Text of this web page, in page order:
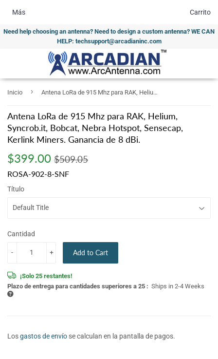
Need help choosing an antenna? Need to design a custom antenna? WE CAN
HELP: techsupport@arcadianinc.com
Más Carrito
Inicio › Antena LoRa de 915 Mhz para RAK, Helium, Syncrob.it, Bobcat, Nebra Hotspot, Sensecap, Kerlink Miners. Ganancia de 8 dBi.
Antena LoRa de 915 Mhz para RAK, Helium,
Syncrob.it, Bobcat, Nebra Hotspot, Sensecap,
Kerlink Miners. Ganancia de 8 dBi.
$399.00 $509.05
ROSA-902-8-SNF
Título
Cantidad
+
- Add to Cart
¡Solo 25 restantes!
Plazo de entrega para cantidades superiores a 25 : Ships in 2-4 Weeks
Losgastos de envío se calculan en la pantalla de pagos.